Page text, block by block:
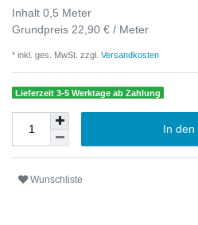
Inhalt 0,5 Meter
Grundpreis 22,90 € / Meter
* inkl. ges. MwSt. zzgl. Versandkosten
Lieferzeit 3-5 Werktage ab Zahlung
In den
Wunschliste